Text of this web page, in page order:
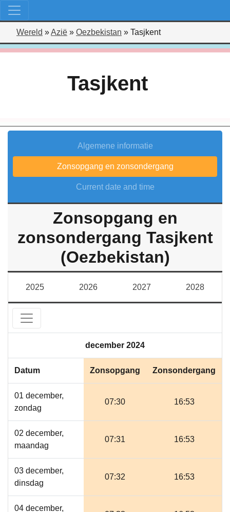
Wereld »Azië » Oezbekistan » Tasjkent
Tasjkent
Algemene informatie
Zonsopgang en zonsondergang
Current date and time
Zonsopgang en
zonsondergang Tasjkent
(Oezbekistan)
2025 2026 2027 2028
december 2024
Datum Zonsopgang Zonsondergang
01 december,
zondag
07:30 16:53
02 december,
maandag
07:31 16:53
03 december,
dinsdag
07:32 16:53
04 december,